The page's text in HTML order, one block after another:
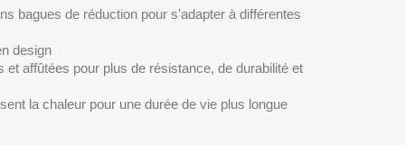
bagues de réduction pour s'adapter à différentes
design
et affûtées pour plus de résistance, de durabilité et
la chaleur pour une durée de vie plus longue